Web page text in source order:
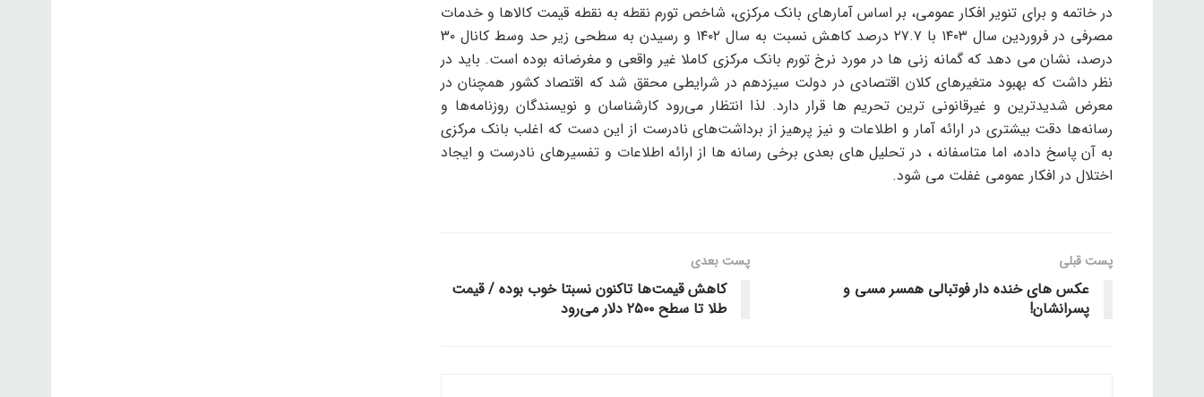
در خاتمه و برای تنویر افکار عمومی، بر اساس آمارهای بانک مرکزی، شاخص تورم نقطه به نقطه قیمت کالاها و خدمات
مصرفی در فروردین سال ۱۴۰۳ با ۲۷.۷ درصد کاهش نسبت به سال ۱۴۰۲ و رسیدن به سطحی زیر حد وسط کانال ۳۰
درصد، نشان می دهد که گمانه زنی ها در مورد نرخ تورم بانک مرکزی کاملا غیر واقعی و مغرضانه بوده است. باید در
نظر داشت که بهبود متغیرهای کلان اقتصادی در دولت سیزدهم در شرایطی محقق شد که اقتصاد کشور همچنان در
معرض شدیدترین و غیرقانونی ترین تحریم ها قرار دارد. لذا انتظار می‌رود کارشناسان و نویسندگان روزنامه‌ها و
رسانه‌ها دقت بیشتری در ارائه آمار و اطلاعات و نیز پرهیز از برداشت‌های نادرست از این دست که اغلب بانک مرکزی
به آن پاسخ داده، اما متاسفانه ، در تحلیل های بعدی برخی رسانه ها از ارائه اطلاعات و تفسیرهای نادرست و ایجاد
اختلال در افکار عمومی غفلت می شود.
پست قبلی
عکس های خنده دار فوتبالی همسر مسی و
پسرانشان!
پست‌ بعدی
کاهش قیمت‌ها تاکنون نسبتا خوب بوده / قیمت
طلا تا سطح ۲۵۰۰ دلار می‌رود